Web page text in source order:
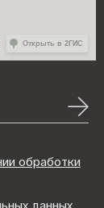
обработки
Открыть в 2ГИС